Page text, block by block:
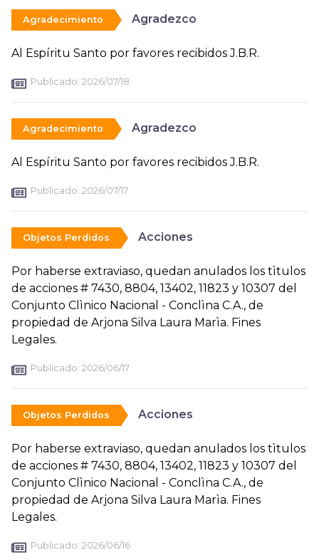
Agradecimiento Agradezco
Al Espíritu Santo por favores recibidos J.B.R.
Publicado: 2026/07/18
Agradecimiento Agradezco
Al Espíritu Santo por favores recibidos J.B.R.
Publicado: 2026/07/17
Objetos Perdidos Acciones
Por haberse extraviaso, quedan anulados los tìtulos
de acciones # 7430, 8804, 13402, 11823 y 10307 del
Conjunto Clìnico Nacional - Conclìna C.A., de
propiedad de Arjona Silva Laura Marìa. Fines
Legales.
Publicado: 2026/06/17
Objetos Perdidos Acciones
Por haberse extraviaso, quedan anulados los tìtulos
de acciones # 7430, 8804, 13402, 11823 y 10307 del
Conjunto Clìnico Nacional - Conclìna C.A., de
propiedad de Arjona Silva Laura Marìa. Fines
Legales.
Publicado: 2026/06/16